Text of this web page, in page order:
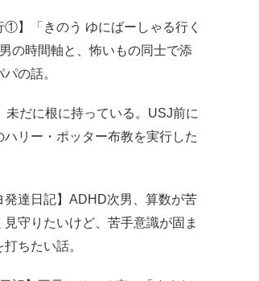
①】「きのう ゆにばーしゃる行く
の時間軸と、怖いもの同士で添
の話。
未だに根に持っている。USJ前に
ハリー・ポッター布教を実行した
発達日記】ADHD次男、算数が苦
見守りたいけど、苦手意識が固ま
ちたい話。